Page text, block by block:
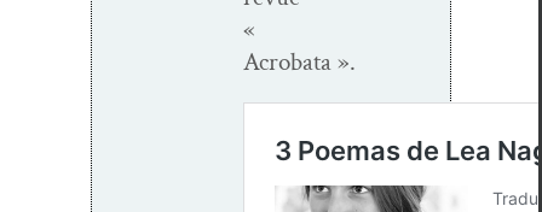
«
Acrobata ».